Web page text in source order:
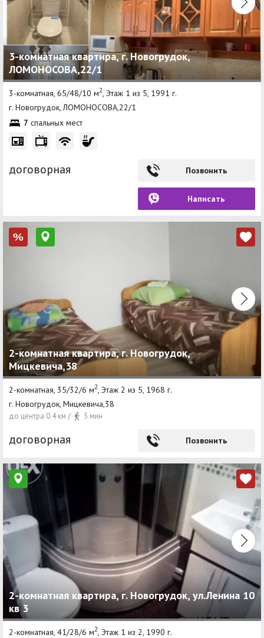
3-комнатная квартира, г. Новогрудок,
ЛОМОНОСОВА,22/1
3-комнатная, 65/48/10 м2 , Этаж 1 из 5, 1991 г.
г. Новогрудок, ЛОМОНОСОВА,22/1
7 спальных мест
договорная Позвонить
Написать
%
2-комнатная квартира, г. Новогрудок,
Мицкевича,38
2-комнатная, 35/32/6 м2, Этаж 2 из 5, 1968 г.
г. Новогрудок, Мицкевича,38
до центра 0.4 км / 5 мин
договорная Позвонить
2-комнатная квартира, г. Новогрудок, ул.Ленина 10
кв 3
2-комнатная, 41/28/6 м2 , Этаж 1 из 2, 1990 г.